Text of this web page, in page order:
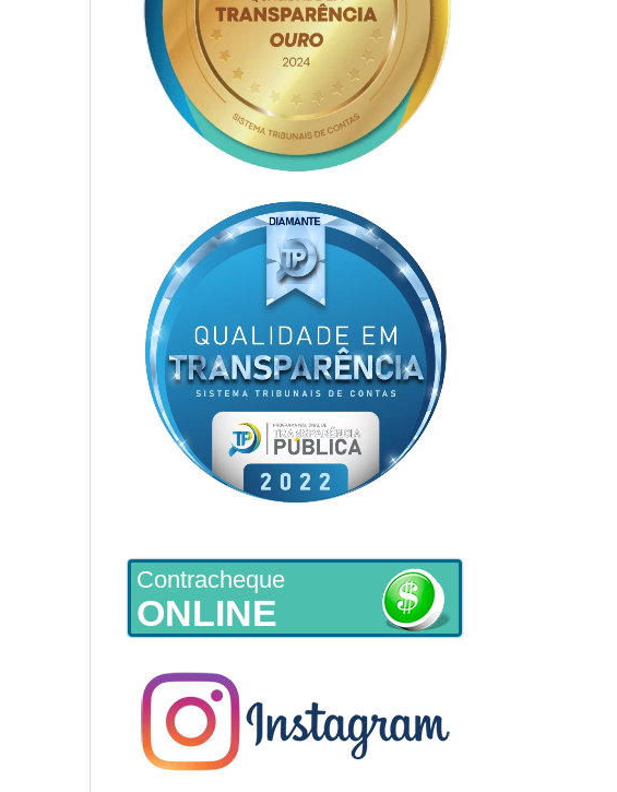
Contracheque
ONLINE